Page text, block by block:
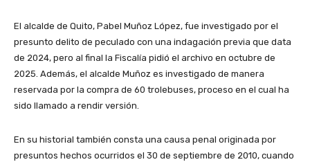
El alcalde de Quito, Pabel Muñoz López, fue investigado por el
presunto delito de peculado con una indagación previa que data
de 2024, pero al final la Fiscalía pidió el archivo en octubre de
2025. Además, el alcalde Muñoz es investigado de manera
reservada por la compra de 60 trolebuses, proceso en el cual ha
sido llamado a rendir versión.
En su historial también consta una causa penal originada por
presuntos hechos ocurridos el 30 de septiembre de 2010, cuando